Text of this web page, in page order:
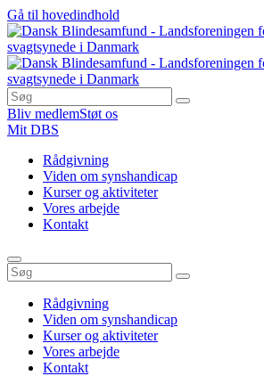
Gå til hovedindhold
Bliv medlemStøt os
Mit DBS
Rådgivning
Viden om synshandicap
Kurser og aktiviteter
Vores arbejde
Kontakt
Rådgivning
Viden om synshandicap
Kurser og aktiviteter
Vores arbejde
Kontakt